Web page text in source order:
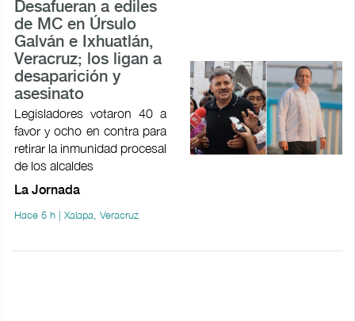
Desafueran a ediles
de MC en Úrsulo
Galván e Ixhuatlán,
Veracruz; los ligan a
desaparición y
asesinato
Legisladores votaron 40 a
favor y ocho en contra para
retirar la inmunidad procesal
de los alcaldes
La Jornada
Hace 5 h | Xalapa, Veracruz